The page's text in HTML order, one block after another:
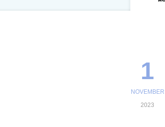
1
NOVEMBER
2023